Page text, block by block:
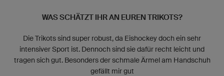
WAS SCHÄTZT IHR AN EUREN TRIKOTS?
Die Trikots sind super robust, da Eishockey doch ein sehr
intensiver Sport ist. Dennoch sind sie dafür recht leicht und
tragen sich gut. Besonders der schmale Ärmel am Handschuh
gefällt mir gut